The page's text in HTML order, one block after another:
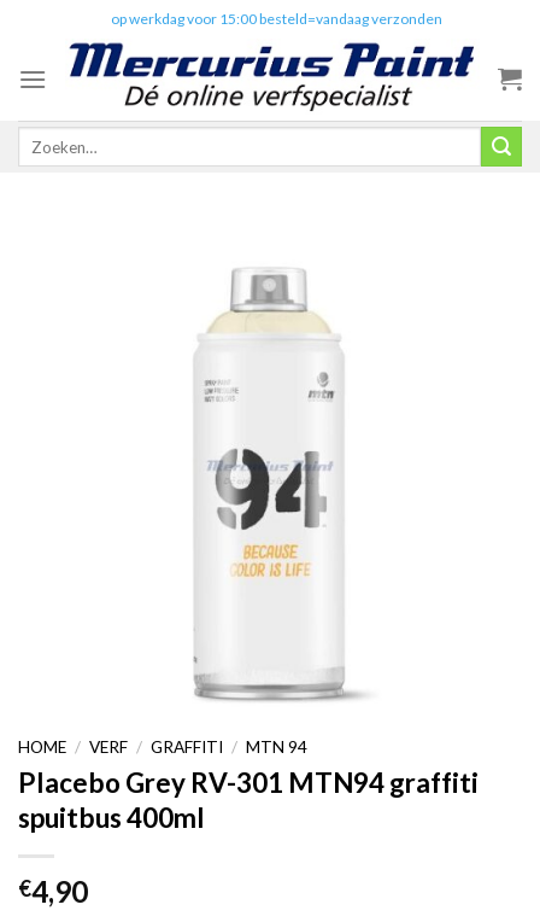
content
op werkdag voor 15:00 besteld=vandaag verzonden
Zoeken
HOME / VERF / GRAFFITI / MTN 94
Placebo Grey RV-301 MTN94 graffiti
spuitbus 400ml
€4,90